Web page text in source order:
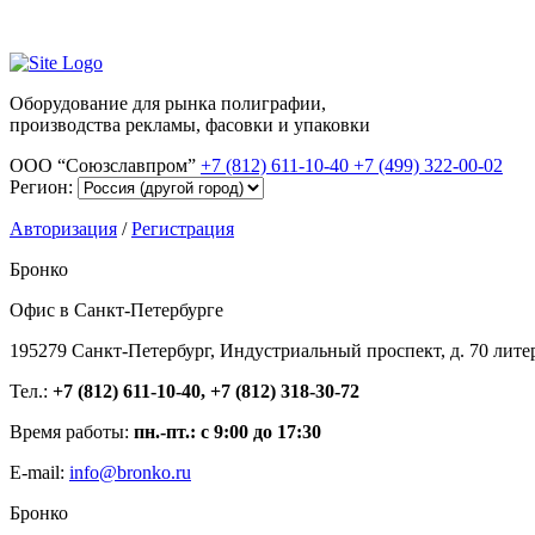
Оборудование для рынка полиграфии,
производства рекламы, фасовки и упаковки
ООО “Союзславпром” +7 (812) 611-10-40 +7 (499) 322-00-02
Регион:
Авторизация /Регистрация
Бронко
Офис в Санкт-Петербурге
195279 Санкт-Петербург, Индустриальный проспект, д. 70
Тел.: +7 (812) 611-10-40, +7 (812) 318-30-72
Время работы: пн.-пт.: с 9:00 до 17:30
E-mail: info@bronko.ru
Бронко